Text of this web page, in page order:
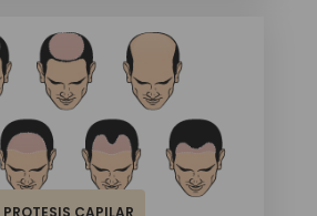
PROTESIS CAPILAR